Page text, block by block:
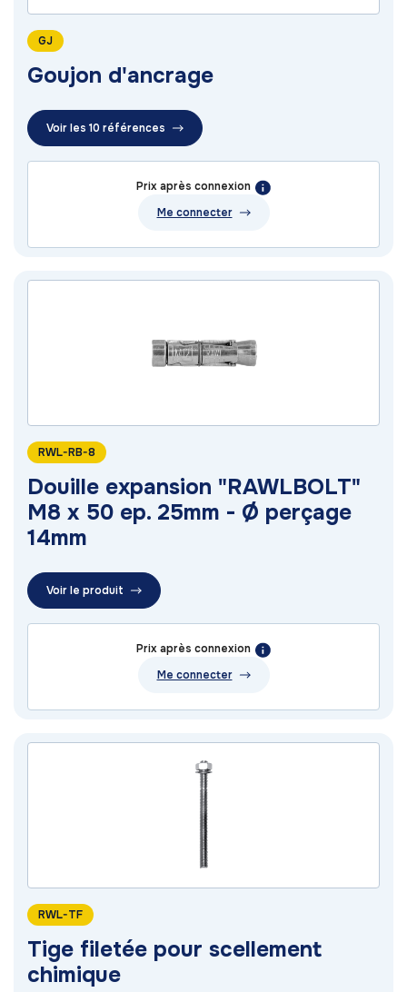
GJ
Goujon d'ancrage
Voir les 10 références
Prix après connexion
Me connecter
RWL-RB-8
Douille expansion "RAWLBOLT"
M8 x 50 ep. 25mm - Ø perçage
14mm
Voir le produit
Prix après connexion
Me connecter
RWL-TF
Tige filetée pour scellement
chimique